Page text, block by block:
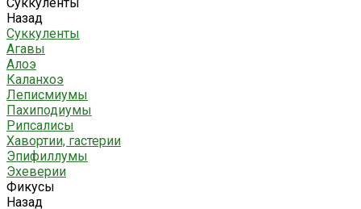
Назад
Суккуленты
Агавы
Алоэ
Каланхоэ
Леписмиумы
Пахиподиумы
Рипсалисы
Хавортии, гастерии
Эпифиллумы
Эхеверии
Фикусы
Назад